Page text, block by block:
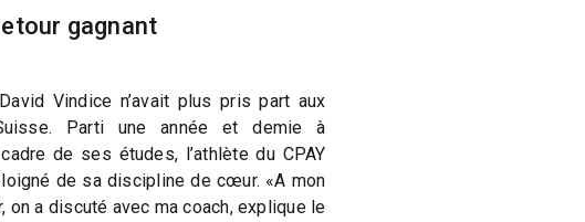
gagnant
Vindice n’avait plus pris part aux
Parti une année et demie à
de ses études, l’athlète du CPAY
de sa discipline de cœur. «A mon
on a discuté avec ma coach, explique le